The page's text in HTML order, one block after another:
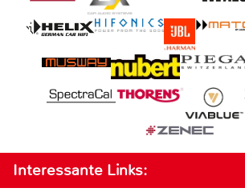
Interessante Links: